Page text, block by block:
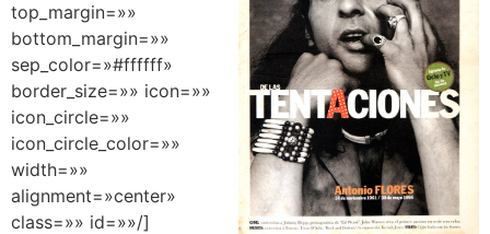
top_margin=»»
bottom_margin=»»
sep_color=»#ffffff»
border_size=»» icon=»»
icon_circle=»»
icon_circle_color=»»
width=»»
alignment=»center»
class=»» id=»»/]